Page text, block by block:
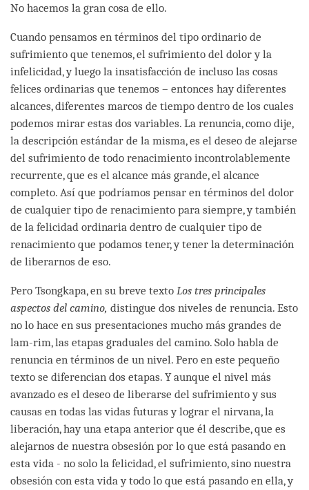
No hacemos la gran cosa de ello.
Cuando pensamos en términos del tipo ordinario de
sufrimiento que tenemos, el sufrimiento del dolor y la
infelicidad, y luego la insatisfacción de incluso las cosas
felices ordinarias que tenemos – entonces hay diferentes
alcances, diferentes marcos de tiempo dentro de los cuales
podemos mirar estas dos variables. La renuncia, como dije,
la descripción estándar de la misma, es el deseo de alejarse
del sufrimiento de todo renacimiento incontrolablemente
recurrente, que es el alcance más grande, el alcance
completo. Así que podríamos pensar en términos del dolor
de cualquier tipo de renacimiento para siempre, y también
de la felicidad ordinaria dentro de cualquier tipo de
renacimiento que podamos tener, y tener la determinación
de liberarnos de eso.
Pero Tsongkapa, en su breve texto Los tres principales
aspectos del camino, distingue dos niveles de renuncia. Esto
no lo hace en sus presentaciones mucho más grandes de
lam-rim, las etapas graduales del camino. Solo habla de
renuncia en términos de un nivel. Pero en este pequeño
texto se diferencian dos etapas. Y aunque el nivel más
avanzado es el deseo de liberarse del sufrimiento y sus
causas en todas las vidas futuras y lograr el nirvana, la
liberación, hay una etapa anterior que él describe, que es
alejarnos de nuestra obsesión por lo que está pasando en
esta vida - no solo la felicidad, el sufrimiento, sino nuestra
obsesión con esta vida y todo lo que está pasando en ella, y